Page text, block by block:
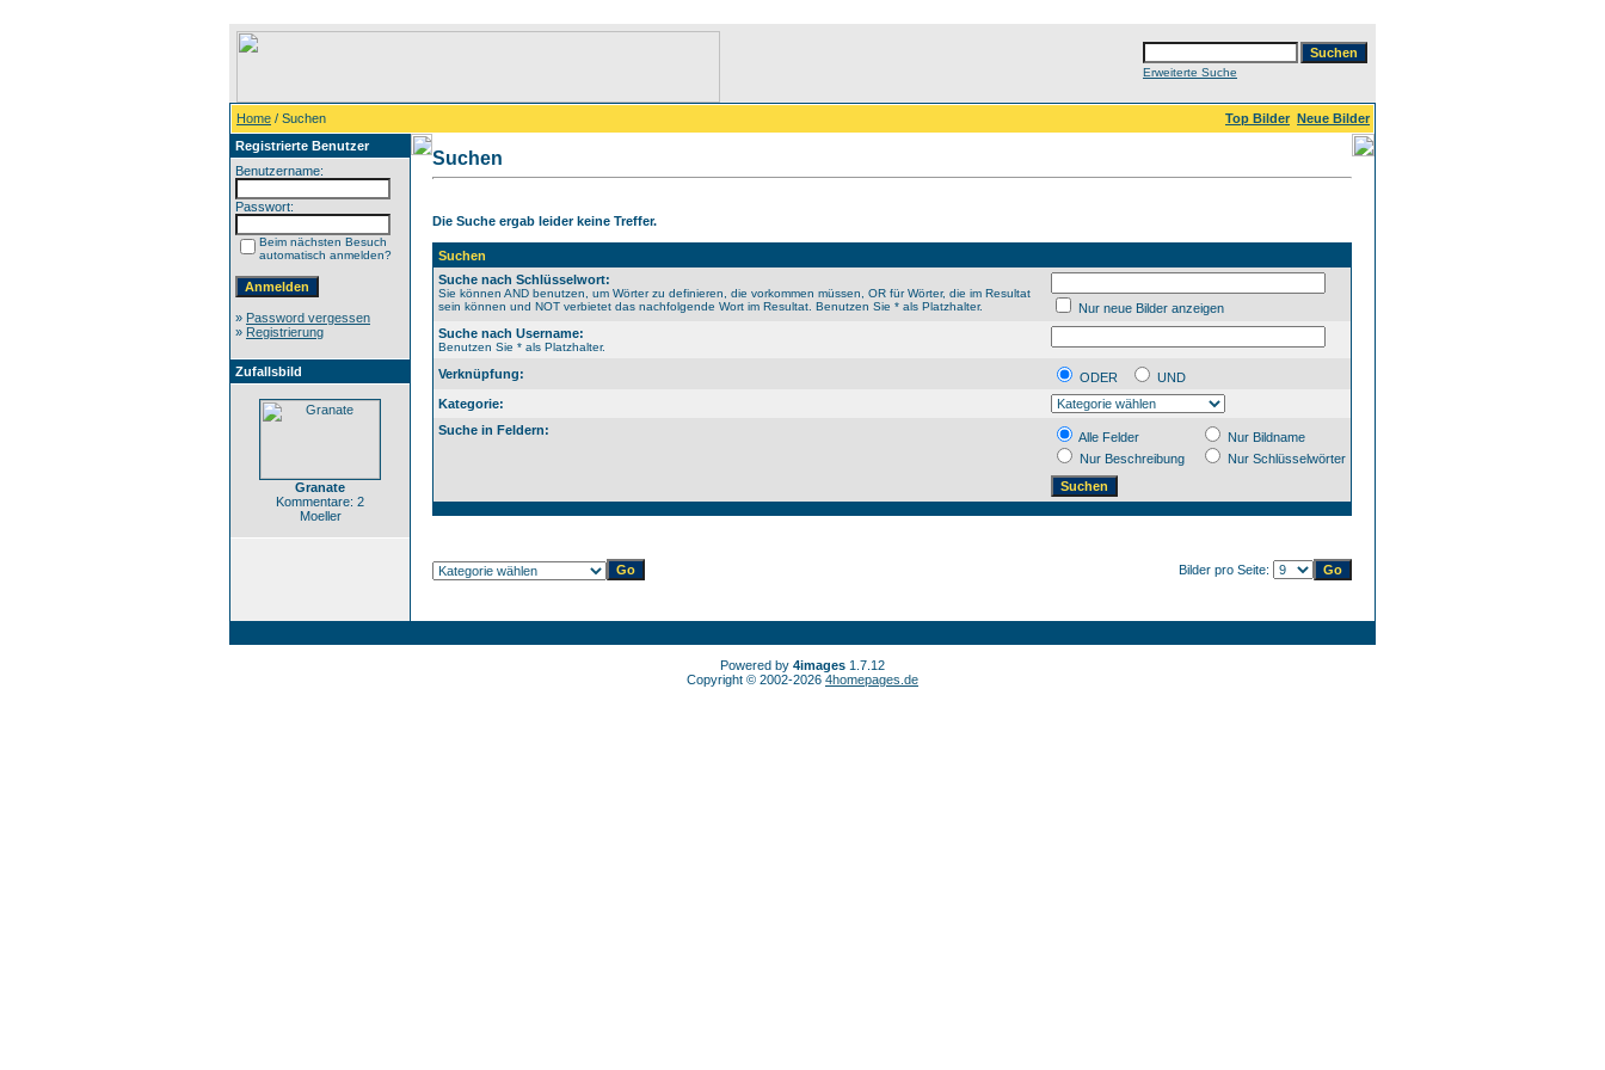
Erweiterte Suche
Home / Suchen Top Bilder Neue Bilder
Registrierte Benutzer
Benutzername:
Passwort:
Beim nächsten Besuch
automatisch anmelden?
» Password vergessen
» Registrierung
Zufallsbild
Granate
Kommentare: 2
Moeller
Suchen
Die Suche ergab leider keine Treffer.
Suchen
Suche nach Schlüsselwort:
Sie können AND benutzen, um Wörter zu definieren, die vorkommen müssen, OR für Wörter, die im Resultat
sein können und NOT verbietet das nachfolgende Wort im Resultat. Benutzen Sie * als Platzhalter.
Nur neue Bilder anzeigen
Suche nach Username:
Benutzen Sie * als Platzhalter.
Verknüpfung: ODER
UND
Kategorie:
Suche in Feldern:
Alle Felder
Nur Bildname
Nur Beschreibung
Nur Schlüsselwörter
Bilder pro Seite:
Powered by 4images 1.7.12
Copyright © 2002-2026 4homepages.de